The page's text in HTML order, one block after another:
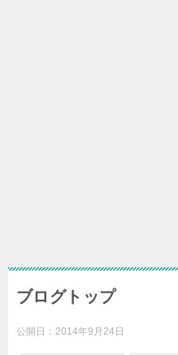
ブログトップ
公開日： 2014年9月24日